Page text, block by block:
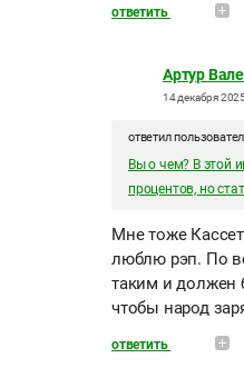
ответить
Артур
14 декабря
ответил
Вы о чем? В этой
процентов, но
Мне тоже
люблю рэп. По
таким и должен
чтобы народ
ответить